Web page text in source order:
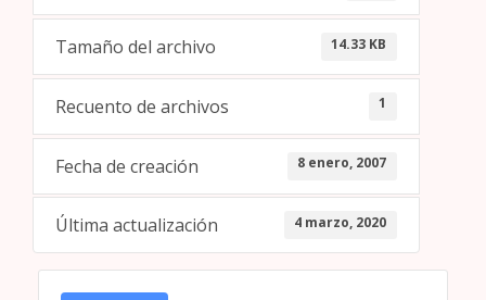
Tamaño del archivo 14.33 KB
Recuento de archivos 1
Fecha de creación 8 enero, 2007
Última actualización 4 marzo, 2020